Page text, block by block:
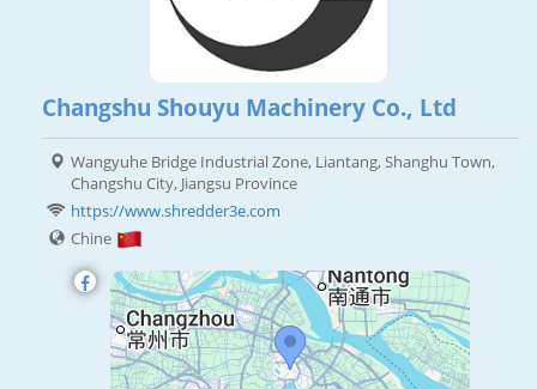
Changshu Shouyu Machinery Co., Ltd
Wangyuhe Bridge Industrial Zone, Liantang, Shanghu Town,
Changshu City, Jiangsu Province
https://www.shredder3e.com
Chine